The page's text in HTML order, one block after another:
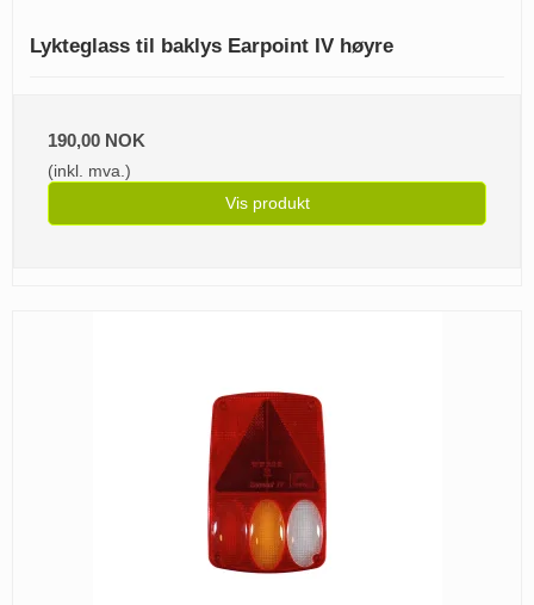
Lykteglass til baklys Earpoint IV høyre
190,00 NOK
(inkl. mva.)
Vis produkt